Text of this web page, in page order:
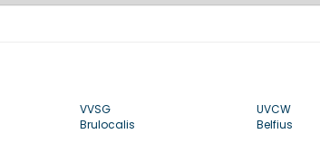
VVSG
Brulocalis
UVCW
Belfius